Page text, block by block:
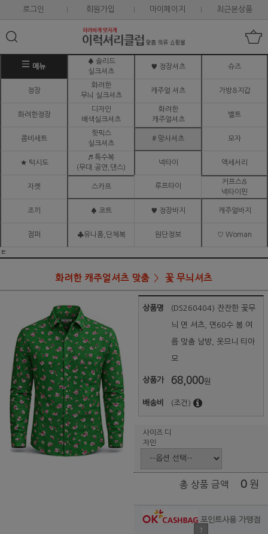
로그인 회원가입 마이페이지 최근본상품
메뉴
♠ 솔리드
실크셔츠
♥ 정장셔츠 슈즈
정장
화려한
무늬 실크셔츠
캐주얼 셔츠 가방&지갑
화려한정장
디자인
배색실크셔츠
화려한
캐주얼셔츠
벨트
콤비세트
핫픽스
실크셔츠
# 망사셔츠 모자
★ 턱시도
♬ 특수복
(무대.공연,댄스)
넥타이 액세서리
자켓 스카프 루프타이
커프스&
넥타이핀
조끼 ♠ 코트 ♥ 정장바지 캐주얼바지
점퍼 ♣유니폼,단체복 원단정보 ♡ Woman
ㅌ
화려한 캐주얼셔츠 맞춤 꽃 무늬셔츠
상품명 (DS260404) 잔잔한 꽃무
늬 면 셔츠, 면60수 봄.여
름 맞춤 남방, 옷므니 티아
모
상품가 68,000원
배송비 (조건)
사이즈 디
자인
총 상품 금액 0 원
포인트사용 가맹점
?